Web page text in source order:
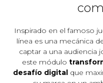
Inspirado en el famoso
línea es una mecánica
captar a una audiencia
este módulo
desafío digitalque